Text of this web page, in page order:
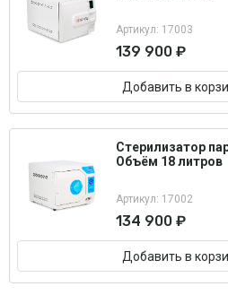
Артикул: 17003
139 900 ₽
Добавить в
Стерилизатор
Объём 18 литров
Артикул: 17002
134 900 ₽
Добавить в